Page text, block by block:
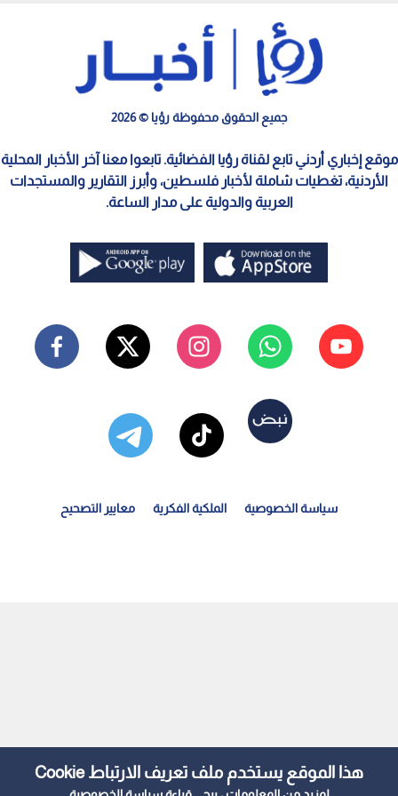
هذا الموقع يستخدم ملف تعريف الارتباط Cookie
جميع الحقوق محفوظة رؤيا © 2026
موقع إخباري أردني تابع لقناة رؤيا الفضائية. تابعوا معنا آخر الأخبار المحلية
الأردنية، تغطيات شاملة لأخبار فلسطين، وأبرز التقارير والمستجدات
العربية والدولية على مدار الساعة.
سياسة الخصوصية الملكية الفكرية معايير التصحيح